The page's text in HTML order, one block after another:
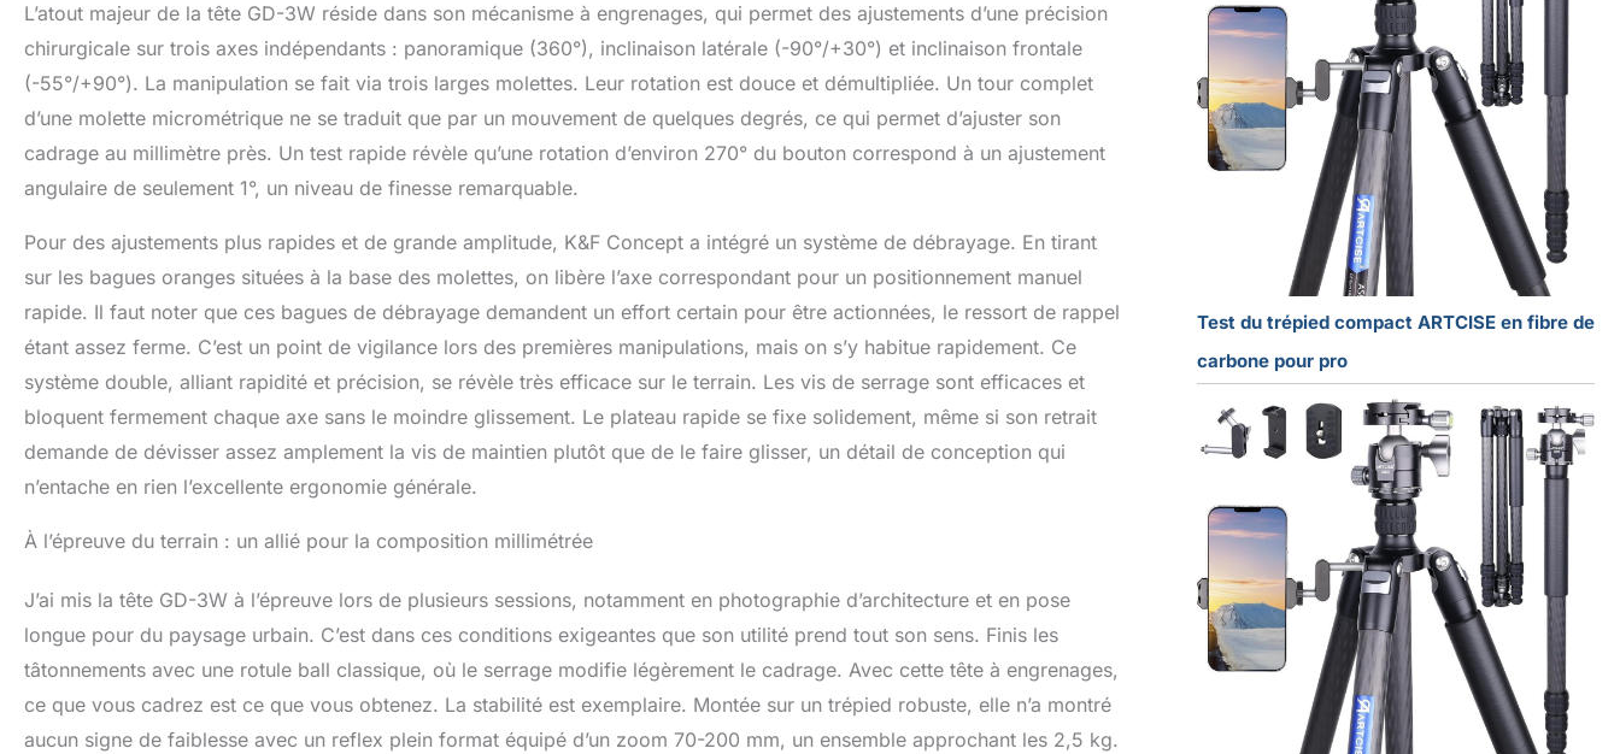
L’atout majeur de la tête GD-3W réside dans son mécanisme à engrenages, qui permet des ajustements d’une précision
chirurgicale sur trois axes indépendants : panoramique (360°), inclinaison latérale (-90°/+30°) et inclinaison frontale
(-55°/+90°). La manipulation se fait via trois larges molettes. Leur rotation est douce et démultipliée. Un tour complet
d’une molette micrométrique ne se traduit que par un mouvement de quelques degrés, ce qui permet d’ajuster son
cadrage au millimètre près. Un test rapide révèle qu’une rotation d’environ 270° du bouton correspond à un ajustement
angulaire de seulement 1°, un niveau de finesse remarquable.
Pour des ajustements plus rapides et de grande amplitude, K&F Concept a intégré un système de débrayage. En tirant
sur les bagues oranges situées à la base des molettes, on libère l’axe correspondant pour un positionnement manuel
rapide. Il faut noter que ces bagues de débrayage demandent un effort certain pour être actionnées, le ressort de rappel
étant assez ferme. C’est un point de vigilance lors des premières manipulations, mais on s’y habitue rapidement. Ce
système double, alliant rapidité et précision, se révèle très efficace sur le terrain. Les vis de serrage sont efficaces et
bloquent fermement chaque axe sans le moindre glissement. Le plateau rapide se fixe solidement, même si son retrait
demande de dévisser assez amplement la vis de maintien plutôt que de le faire glisser, un détail de conception qui
n’entache en rien l’excellente ergonomie générale.
À l’épreuve du terrain : un allié pour la composition millimétrée
J’ai mis la tête GD-3W à l’épreuve lors de plusieurs sessions, notamment en photographie d’architecture et en pose
longue pour du paysage urbain. C’est dans ces conditions exigeantes que son utilité prend tout son sens. Finis les
tâtonnements avec une rotule ball classique, où le serrage modifie légèrement le cadrage. Avec cette tête à engrenages,
ce que vous cadrez est ce que vous obtenez. La stabilité est exemplaire. Montée sur un trépied robuste, elle n’a montré
aucun signe de faiblesse avec un reflex plein format équipé d’un zoom 70-200 mm, un ensemble approchant les 2,5 kg.
Test du trépied compact ARTCISE en fibre de
carbone pour pro